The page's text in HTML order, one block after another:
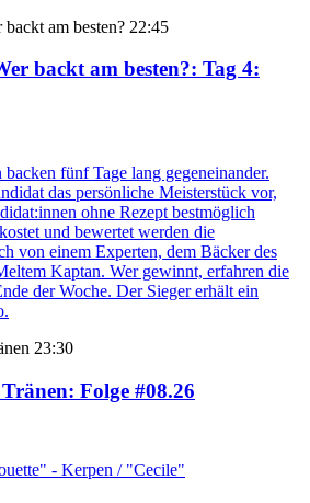
22:45
backt am besten?: Tag 4:
fünf Tage lang gegeneinander.
das persönliche Meisterstück vor,
ohne Rezept bestmöglich
und bewertet werden die
von einem Experten, dem Bäcker des
Kaptan. Wer gewinnt, erfahren die
der Woche. Der Sieger erhält ein
23:30
: Folge #08.26
- Kerpen / "Cecile"